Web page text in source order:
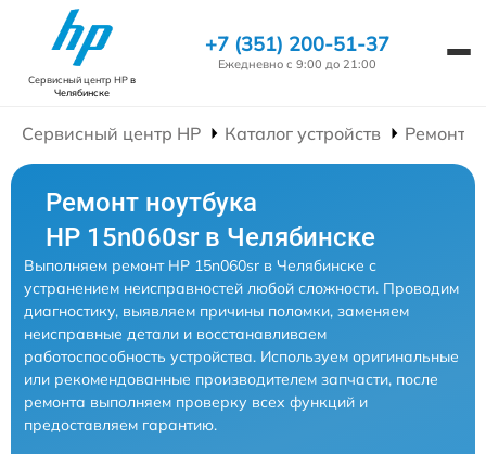
Сервисный центр HPв
Челябинске
+7 (351) 200-51-37
Ежедневно с 9:00 до 21:00
Сервисный центр HP Каталог устройств Ремонт
Ремонт ноутбука
HP 15n060sr в Челябинске
Выполняем ремонт HP 15n060sr в Челябинске с
устранением неисправностей любой сложности. Проводим
диагностику, выявляем причины поломки, заменяем
неисправные детали и восстанавливаем
работоспособность устройства. Используем оригинальные
или рекомендованные производителем запчасти, после
ремонта выполняем проверку всех функций и
предоставляем гарантию.